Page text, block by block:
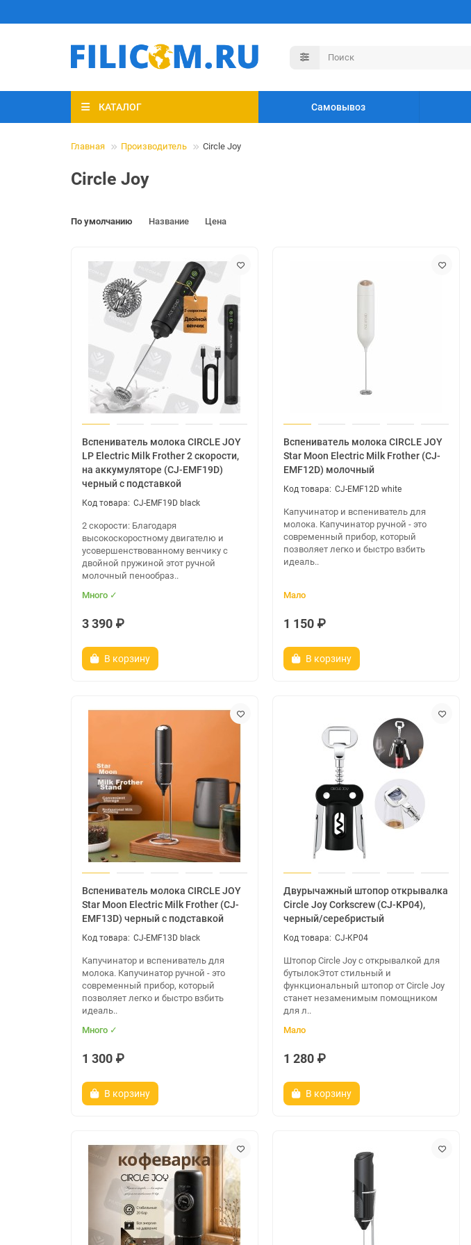
КАТАЛОГ Самовывоз
Главная Производитель Circle Joy
Circle Joy
По умолчанию Название Цена
Вспениватель молока CIRCLE JOY
LP Electric Milk Frother 2 скорости,
на аккумуляторе (CJ-EMF19D)
черный с подставкой
CJ-EMF19D black
2 скорости: Благодаря
высокоскоростному двигателю и
усовершенствованному венчику с
двойной пружиной этот ручной
молочный пенообраз..
Много ✓
3 390 ₽
В корзину
Вспениватель молока CIRCLE JOY
Star Moon Electric Milk Frother (CJ-
EMF12D) молочный
CJ-EMF12D white
Капучинатор и вспениватель для
молока. Капучинатор ручной - это
современный прибор, который
позволяет легко и быстро взбить
идеаль..
Мало
1 150 ₽
В корзину
Вспениватель молока CIRCLE JOY
Star Moon Electric Milk Frother (CJ-
EMF13D) черный с подставкой
CJ-EMF13D black
Капучинатор и вспениватель для
молока. Капучинатор ручной - это
современный прибор, который
позволяет легко и быстро взбить
идеаль..
Много ✓
1 300 ₽
В корзину
Двурычажный штопор открывалка
Circle Joy Corkscrew (CJ-KP04),
черный/серебристый
CJ-KP04
Штопор Circle Joy с открывалкой для
бутылокЭтот стильный и
функциональный штопор от Circle Joy
станет незаменимым помощником
для л..
Мало
1 280 ₽
В корзину